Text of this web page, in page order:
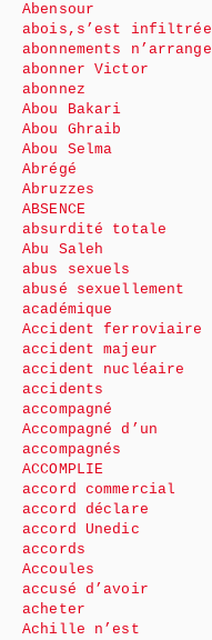
Abensour
abois,s’est infiltrée
abonnements n’arrange
abonner Victor
abonnez
Abou Bakari
Abou Ghraib
Abou Selma
Abrégé
Abruzzes
ABSENCE
absurdité totale
Abu Saleh
abus sexuels
abusé sexuellement
académique
Accident ferroviaire
accident majeur
accident nucléaire
accidents
accompagné
Accompagné d’un
accompagnés
ACCOMPLIE
accord commercial
accord déclare
accord Unedic
accords
Accoules
accusé d’avoir
acheter
Achille n’est